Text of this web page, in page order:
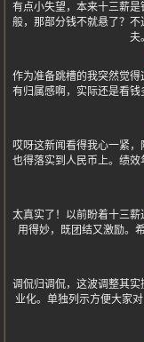
有点小失望，本来十三薪
般，那部分钱不就悬了？
夫
作为准备跳槽的我突然觉
有归属感啊，实际还是看
哎呀这新闻看得我心一紧
也得落实到人民币上。绩
太真实了！以前盼着十三
用得妙，既团结又激励。
调侃归调侃，这波调整其
业化。单独列示方便大家